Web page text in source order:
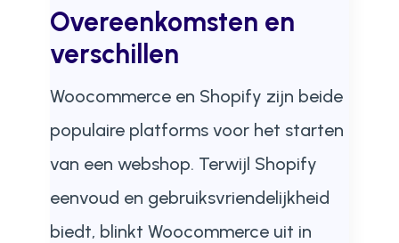
Overeenkomsten en
verschillen
Woocommerce en Shopify zijn beide
populaire platforms voor het starten
van een webshop. Terwijl Shopify
eenvoud en gebruiksvriendelijkheid
biedt, blinkt Woocommerce uit in